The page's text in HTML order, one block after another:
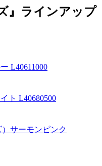
』ラインアップ
L40611000
ト L40680500
サーモンピンク